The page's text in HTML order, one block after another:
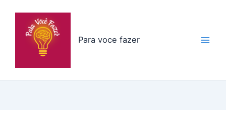
Para voce fazer